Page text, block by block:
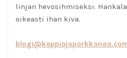
linjan hevosihmiseksi.
oikeasti ihan kiva.